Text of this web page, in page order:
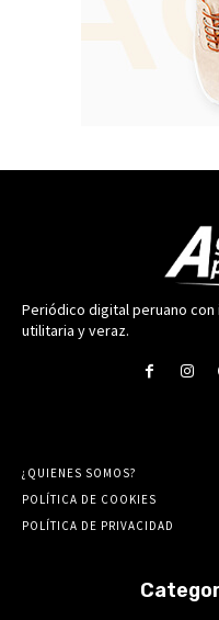
Periódico digital peruano
utilitaria y veraz.
¿QUIENES SOMOS?
POLÍTICA DE COOKIES
POLÍTICA DE PRIVACIDAD